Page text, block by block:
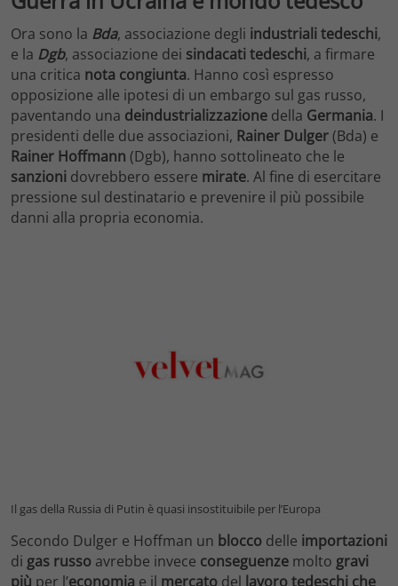
Ora sono la Bda, associazione degli industriali tedeschi,
e la Dgb, associazione dei sindacati tedeschi, a firmare
una critica nota congiunta. Hanno così espresso
opposizione alle ipotesi di un embargo sul gas russo,
paventando una deindustrializzazione della Germania. I
presidenti delle due associazioni, Rainer Dulger(Bda) e
Rainer Hoffmann (Dgb), hanno sottolineato che le
sanzioni dovrebbero essere mirate. Al fine di esercitare
pressione sul destinatario e prevenire il più possibile
danni alla propria economia.
Il gas della Russia di Putin è quasi insostituibile per l’Europa
Secondo Dulger e Hoffman un blocco delle importazioni
di gas russo avrebbe invece conseguenze molto gravi
più per l’economia e il mercato del lavorotedeschi che